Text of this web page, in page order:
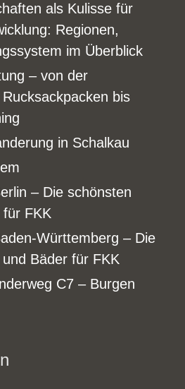
als Kulisse für
Regionen,
im Überblick
– von der
bis
in Schalkau
– Die schönsten
FKK
Württemberg – Die
Bäder für FKK
C7 – Burgen